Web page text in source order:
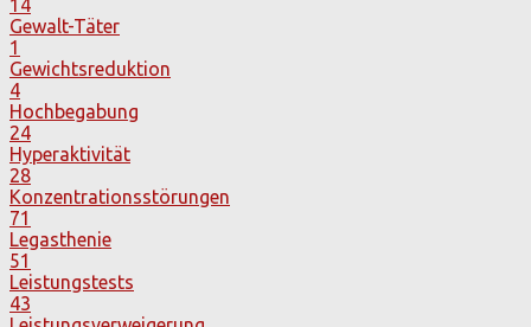
14
Gewalt-Täter
1
Gewichtsreduktion
4
Hochbegabung
24
Hyperaktivität
28
Konzentrationsstörungen
71
Legasthenie
51
Leistungstests
43